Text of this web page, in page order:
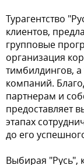
Турагентство
клиентов,
групповые
организация
тимбилдингов, а
компаний.
партнерам и
предоставляет
этапах
до его
Выбирая "Русь",